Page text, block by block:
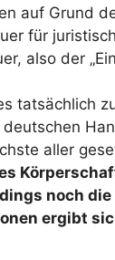
auf Grund
für
also der
tatsächlich
aller
noch
ergibt